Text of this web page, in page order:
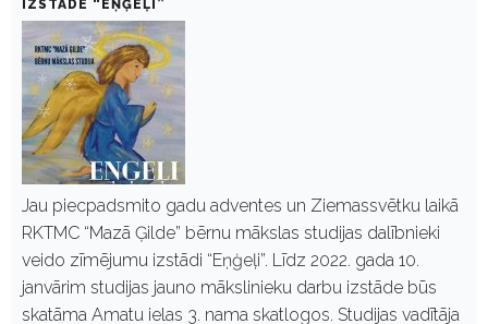
IZSTĀDE “EŅĢEĻI”
Jau piecpadsmito gadu adventes un Ziemassvētku laikā
RKTMC “Mazā Ģilde” bērnu mākslas studijas dalībnieki
veido zīmējumu izstādi “Eņģeļi”. Līdz 2022. gada 10.
janvārim studijas jauno mākslinieku darbu izstāde būs
skatāma Amatu ielas 3. nama skatlogos. Studijas vadītāja